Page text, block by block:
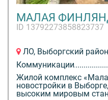
МАЛАЯ
ID 13792273858823737
ЛО, Выборгский
Коммуникации
Жилой комплекс
новостройки в
высоким мировым